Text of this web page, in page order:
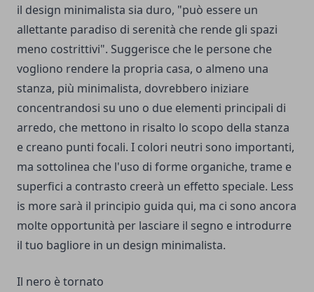
il design minimalista sia duro, "può essere un
allettante paradiso di serenità che rende gli spazi
meno costrittivi". Suggerisce che le persone che
vogliono rendere la propria casa, o almeno una
stanza, più minimalista, dovrebbero iniziare
concentrandosi su uno o due elementi principali di
arredo, che mettono in risalto lo scopo della stanza
e creano punti focali. I colori neutri sono importanti,
ma sottolinea che l'uso di forme organiche, trame e
superfici a contrasto creerà un effetto speciale. Less
is more sarà il principio guida qui, ma ci sono ancora
molte opportunità per lasciare il segno e introdurre
il tuo bagliore in un design minimalista.
Il nero è tornato